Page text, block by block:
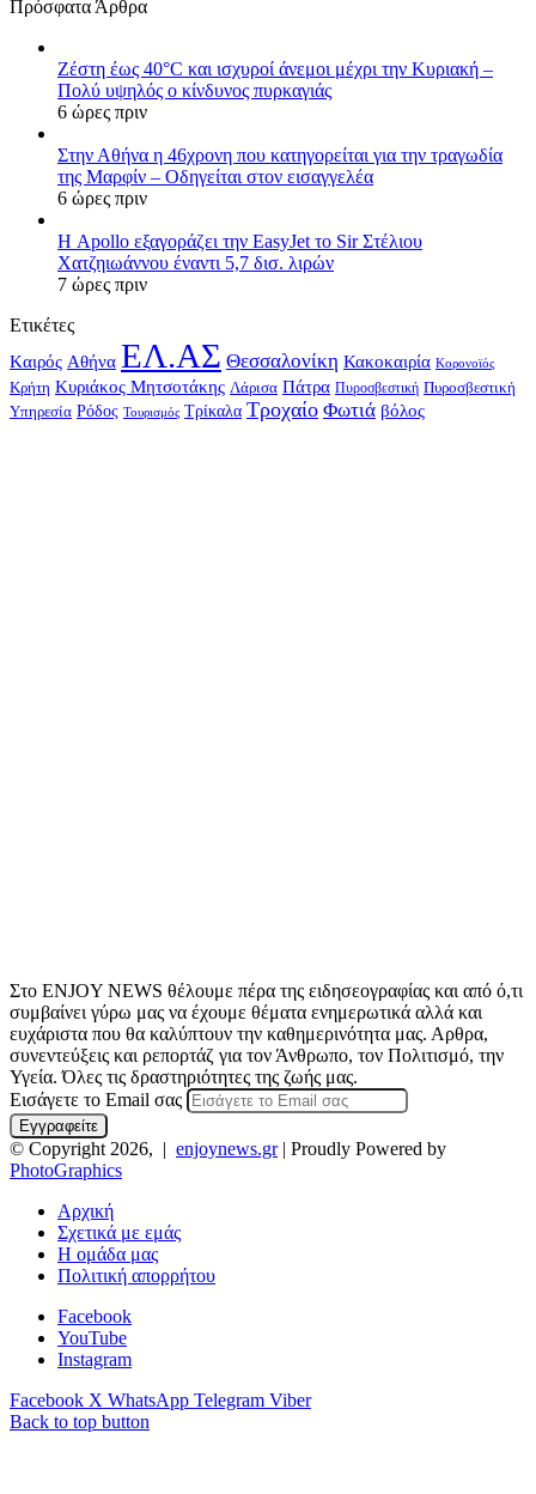
Πρόσφατα Άρθρα
Ζέστη έως 40°C και ισχυροί άνεμοι μέχρι την Κυριακή –
Πολύ υψηλός ο κίνδυνος πυρκαγιάς
6 ώρες πριν
Στην Αθήνα η 46χρονη που κατηγορείται για την τραγωδία
της Μαρφίν – Οδηγείται στον εισαγγελέα
6 ώρες πριν
Η Apollo εξαγοράζει την EasyJet το Sir Στέλιου
Χατζηιωάννου έναντι 5,7 δισ. λιρών
7 ώρες πριν
Ετικέτες
Kαιρός Αθήνα ΕΛ.ΑΣ Θεσσαλονίκη Κακοκαιρία Κορονοϊός
Κρήτη Κυριάκος Μητσοτάκης Λάρισα Πάτρα Πυροσβεστική Πυροσβεστική
Υπηρεσία Ρόδος Τουρισμός Τρίκαλα Τροχαίο Φωτιά βόλος
Στο ENJOY NEWS θέλουμε πέρα της ειδησεογραφίας και από ό,τι
συμβαίνει γύρω μας να έχουμε θέματα ενημερωτικά αλλά και
ευχάριστα που θα καλύπτουν την καθημερινότητα μας. Αρθρα,
συνεντεύξεις και ρεπορτάζ για τον Άνθρωπο, τον Πολιτισμό, την
Υγεία. Όλες τις δραστηριότητες της ζωής μας.
Εισάγετε το Email σας
© Copyright 2026, | enjoynews.gr| Proudly Powered by
PhotoGraphics
Αρχική
Σχετικά με εμάς
Η ομάδα μας
Πολιτική απορρήτου
Facebook
YouTube
Instagram
Facebook X WhatsApp Telegram Viber
Back to top button